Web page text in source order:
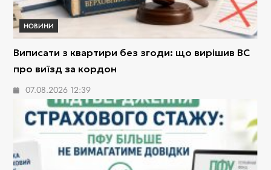
НОВИНИ
Виписати з квартири без згоди: що вирішив ВС
про виїзд за кордон
07.08.2026 12:39